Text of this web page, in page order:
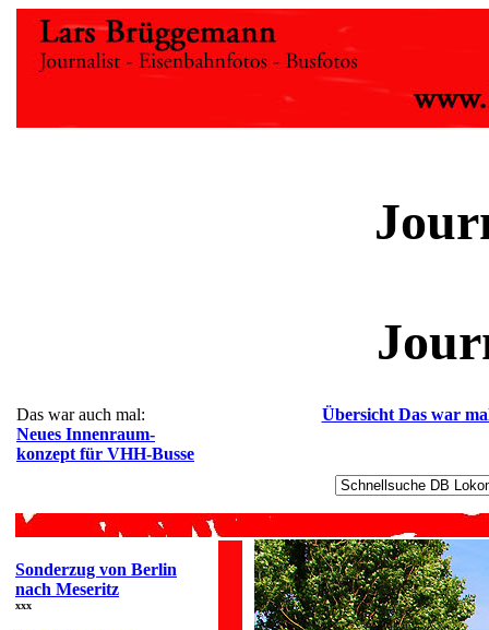
Das war auch mal:
Neues Innenraum-
konzept für VHH-Busse
Übersicht Das war
Sonderzug von Berlin
nach Meseritz
xxx